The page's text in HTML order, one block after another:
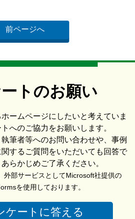
前ページへ
トのお願い
ームページにしたいと考えていま
へのご協力をお願いします。
筆者等へのお問い合わせや、事例
するご質問をいただいても回答で
らかじめご了承ください。
部サービスとしてMicrosoft社提供の
を使用しております。
ケートに答える